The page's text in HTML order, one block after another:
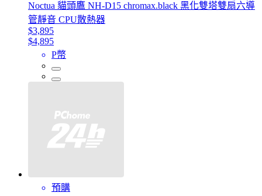
Noctua 貓頭鷹 NH-D15 chromax.black 黑化雙塔雙扇六導
管靜音 CPU散熱器
$3,895
$4,895
P幣
預購